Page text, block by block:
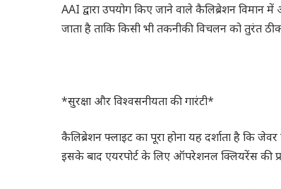
AAI द्वारा उपयोग किए जाने वाले कैलिब्रेशन विमान
जाता है ताकि किसी भी तकनीकी विचलन को तुरंत
*सुरक्षा और विश्वसनीयता की गारंटी*
कैलिब्रेशन फ्लाइट का पूरा होना यह दर्शाता है कि
इसके बाद एयरपोर्ट के लिए ऑपरेशनल क्लियरेंस की